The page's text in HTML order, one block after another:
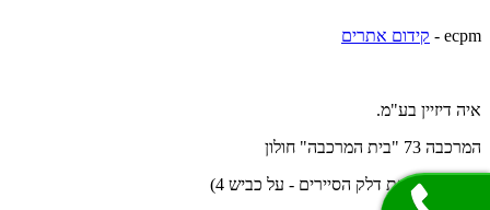
ecpm - קידום אתרים
איה דיזיין בע"מ.
המרכבה 73 "בית המרכבה" חולון
(מאחורי תחנת דלק הסיירים - על כביש 4)